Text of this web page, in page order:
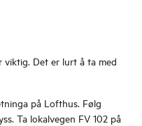
viktig. Det er lurt å ta med
på Lofthus. Følg
Ta lokalvegen FV 102 på